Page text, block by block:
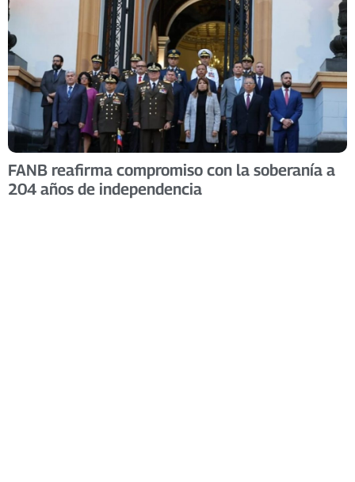
FANB reafirma compromiso con la soberanía a
204 años de independencia